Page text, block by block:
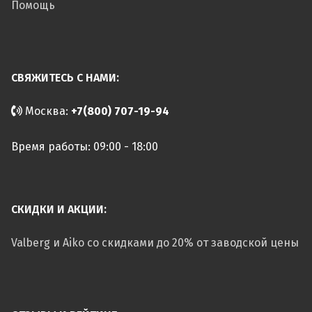
Помощь
СВЯЖИТЕСЬ С НАМИ:
Москва: +7(800) 707-19-94
Время работы: 09:00 - 18:00
СКИДКИ И АКЦИИ:
Valberg и Aiko со скидками до 20% от заводской цены